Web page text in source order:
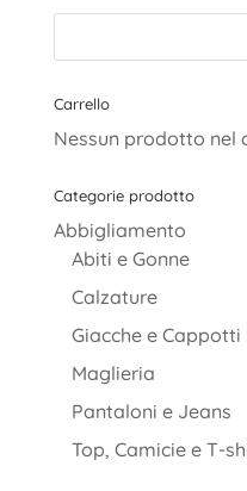
era:
è:
Carrello
Nessun prodotto nel
Categorie prodotto
Abbigliamento
Abiti e Gonne
Calzature
Giacche e Cappotti
Maglieria
Pantaloni e Jeans
Top, Camicie e T-